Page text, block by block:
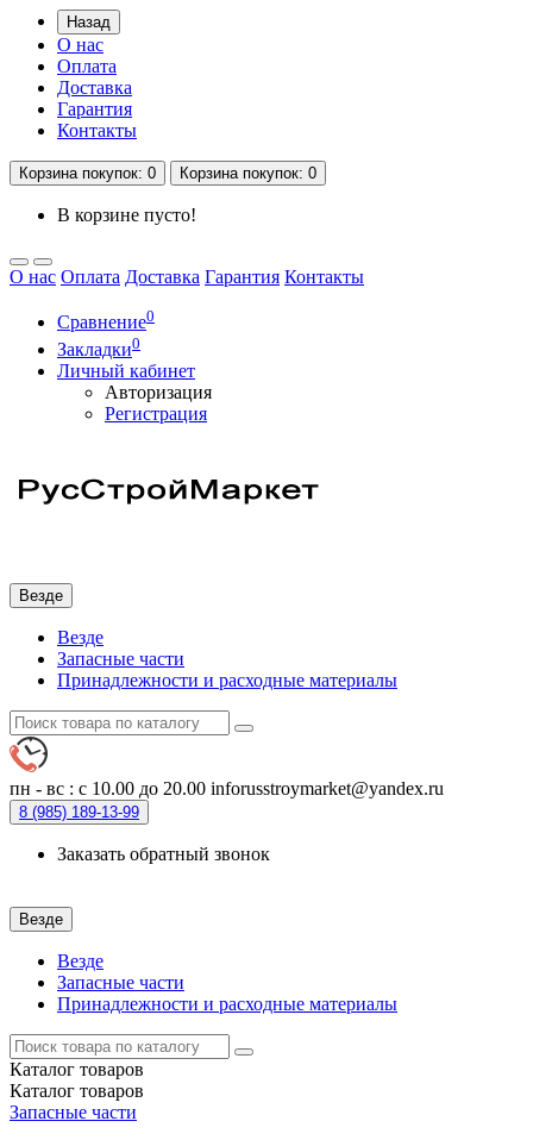
Назад
О нас
Оплата
Доставка
Гарантия
Контакты
Корзинапокупок: 0 Корзинапокупок: 0
В корзине пусто!
О нас Оплата Доставка Гарантия Контакты
Сравнение0
Закладки0
Личный кабинет
Авторизация
Регистрация
Везде
Везде
Запасные части
Принадлежности и расходные материалы
пн - вс : с 10.00 до 20.00 inforusstroymarket@yandex.ru
8 (985) 189-13-99
Заказать обратный звонок
Везде
Везде
Запасные части
Принадлежности и расходные материалы
Каталог товаров
Каталог товаров
Запасные части